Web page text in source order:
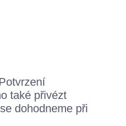
také přivézt
dohodneme při